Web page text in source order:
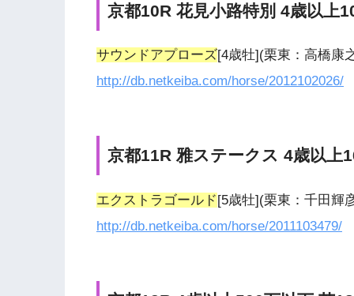
京都10R 花見小路特別 4歳以上
サウンドアプローズ[4歳牡](栗東：高橋康
http://db.netkeiba.com/horse/2012102026/
京都11R 雅ステークス 4歳以上
エクストラゴールド[5歳牡](栗東：千田輝
http://db.netkeiba.com/horse/2011103479/